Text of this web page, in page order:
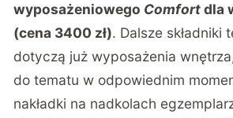
wyposażeniowego Comfortdla
(cena 3400 zł). Dalsze składniki
dotyczą już wyposażenia
do tematu w odpowiednim
nakładki na nadkolach